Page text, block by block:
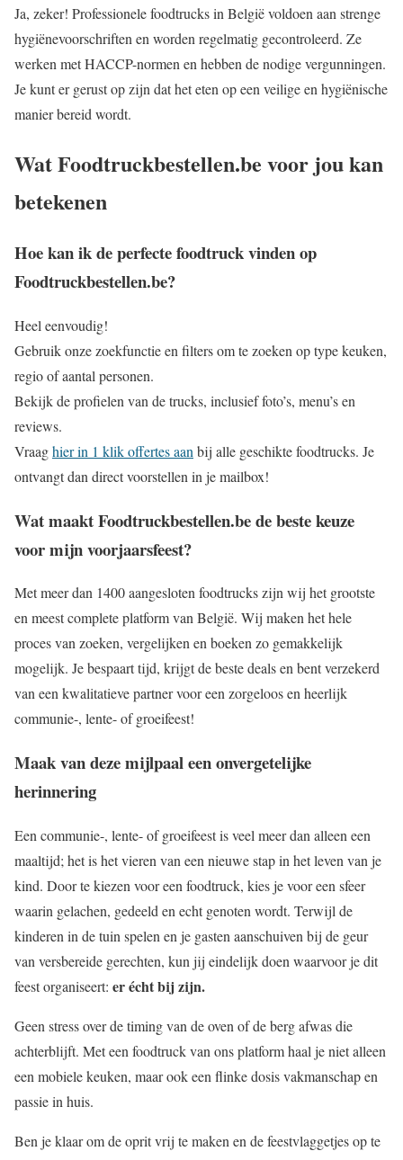
Ja, zeker! Professionele foodtrucks in België voldoen aan strenge
hygiënevoorschriften en worden regelmatig gecontroleerd. Ze
werken met HACCP-normen en hebben de nodige vergunningen.
Je kunt er gerust op zijn dat het eten op een veilige en hygiënische
manier bereid wordt.
Wat Foodtruckbestellen.be voor jou kan
betekenen
Hoe kan ik de perfecte foodtruck vinden op
Foodtruckbestellen.be?
Heel eenvoudig!
Gebruik onze zoekfunctie en filters om te zoeken op type keuken,
regio of aantal personen.
Bekijk de profielen van de trucks, inclusief foto’s, menu’s en
reviews.
Vraaghier in 1 klik offertes aan bij alle geschikte foodtrucks. Je
ontvangt dan direct voorstellen in je mailbox!
Wat maakt Foodtruckbestellen.be de beste keuze
voor mijn voorjaarsfeest?
Met meer dan 1400 aangesloten foodtrucks zijn wij het grootste
en meest complete platform van België. Wij maken het hele
proces van zoeken, vergelijken en boeken zo gemakkelijk
mogelijk. Je bespaart tijd, krijgt de beste deals en bent verzekerd
van een kwalitatieve partner voor een zorgeloos en heerlijk
communie-, lente- of groeifeest!
Maak van deze mijlpaal een onvergetelijke
herinnering
Een communie-, lente- of groeifeest is veel meer dan alleen een
maaltijd; het is het vieren van een nieuwe stap in het leven van je
kind. Door te kiezen voor een foodtruck, kies je voor een sfeer
waarin gelachen, gedeeld en echt genoten wordt. Terwijl de
kinderen in de tuin spelen en je gasten aanschuiven bij de geur
van versbereide gerechten, kun jij eindelijk doen waarvoor je dit
feest organiseert: er écht bij zijn.
Geen stress over de timing van de oven of de berg afwas die
achterblijft. Met een foodtruck van ons platform haal je niet alleen
een mobiele keuken, maar ook een flinke dosis vakmanschap en
passie in huis.
Ben je klaar om de oprit vrij te maken en de feestvlaggetjes op te